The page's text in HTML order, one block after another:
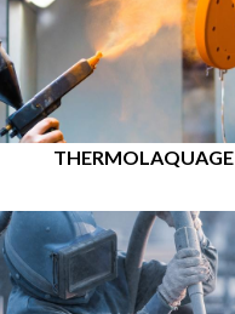
THERMOLAQUAGE